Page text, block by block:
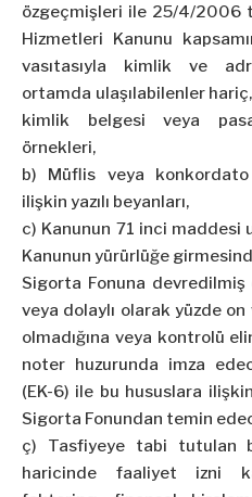
özgeçmişleri ile 25/4/2006
Hizmetleri Kanunu
vasıtasıyla kimlik ve
ortamda ulaşılabilenler
kimlik belgesi veya
örnekleri,
b) Müflis veya
ilişkin yazılı beyanları,
c) Kanunun 71 inci maddesi
Kanunun yürürlüğe
Sigorta Fonuna
veya dolaylı olarak yüzde
olmadığına veya kontrolü
noter huzurunda imza
(EK-6) ile bu hususlara
Sigorta Fonundan temin
ç) Tasfiyeye tabi tutulan
haricinde faaliyet izni